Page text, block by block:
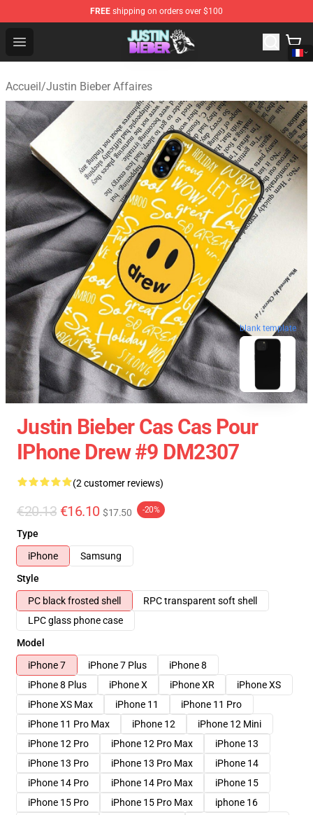
FREE shipping on orders over $100
Open menu
Justin Bieber Store - Official Justin Bieber Merchandise
Accueil/Justin Bieber Affaires
blank template
Justin Bieber Cas Cas Pour
IPhone Drew #9 DM2307
(2 customer reviews)
€20.13 €16.10 $17.50 -20%
Type
iPhone
Samsung
Style
PC black frosted shell
RPC transparent soft shell
LPC glass phone case
Model
iPhone 7
iPhone 7 Plus
iPhone 8
iPhone 8 Plus
iPhone X iPhone XR
iPhone XS
iPhone XS Max
iPhone 11
iPhone 11 Pro
iPhone 11 Pro Max
iPhone 12
iPhone 12 Mini
iPhone 12 Pro
iPhone 12 Pro Max
iPhone 13
iPhone 13 Pro
iPhone 13 Pro Max
iPhone 14
iPhone 14 Pro
iPhone 14 Pro Max
iPhone 15
iPhone 15 Pro
iPhone 15 Pro Max
iphone 16